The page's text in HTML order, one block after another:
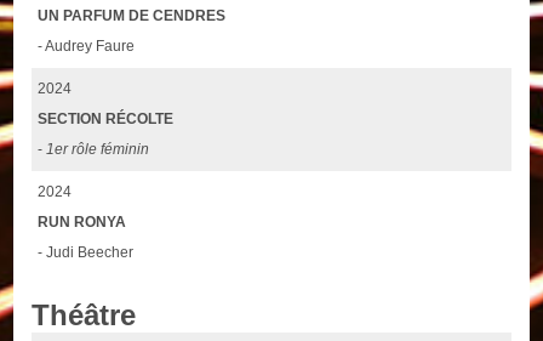
UN PARFUM DE CENDRES
- Audrey Faure
2024
SECTION RÉCOLTE
-1er rôle féminin
2024
RUN RONYA
- Judi Beecher
Théâtre